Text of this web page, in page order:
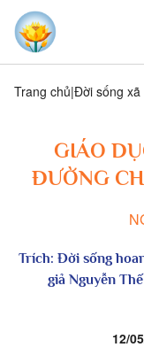
Trang chủ Đời sống xã
GIÁO
ĐƯỜNG
Trích: Đời sống
giả Nguyễn
12/